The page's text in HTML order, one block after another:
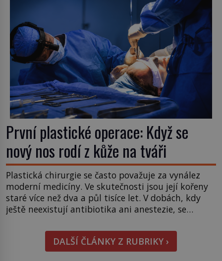
První plastické operace: Když se
nový nos rodí z kůže na tváři
Plastická chirurgie se často považuje za vynález
moderní medicíny. Ve skutečnosti jsou její kořeny
staré více než dva a půl tisíce let. V dobách, kdy
ještě neexistují antibiotika ani anestezie, se
znetvořené válkou, tresty nebo nehodami. Jejich
metody jsou překvapivě promyšlené a některé
principy používají chirurgové dodnes. Úplně první
DALŠÍ ČLÁNKY Z RUBRIKY ›